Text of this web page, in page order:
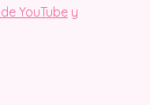
YouTube y